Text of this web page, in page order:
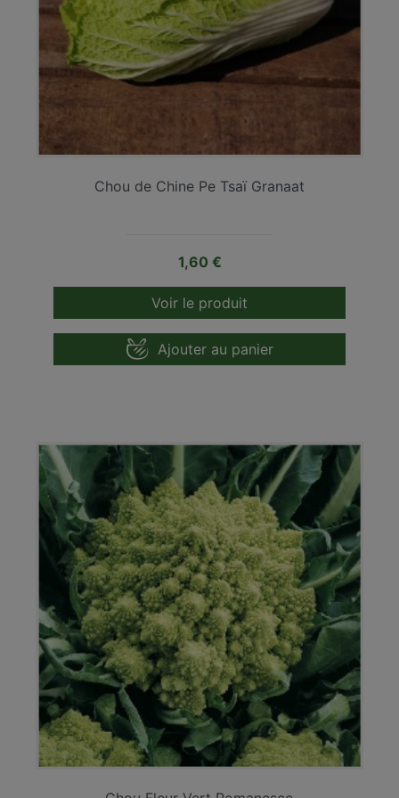
Chou de Chine Pe Tsaï Granaat
Prix
1,60 €
Voir le produit
Ajouter au panier